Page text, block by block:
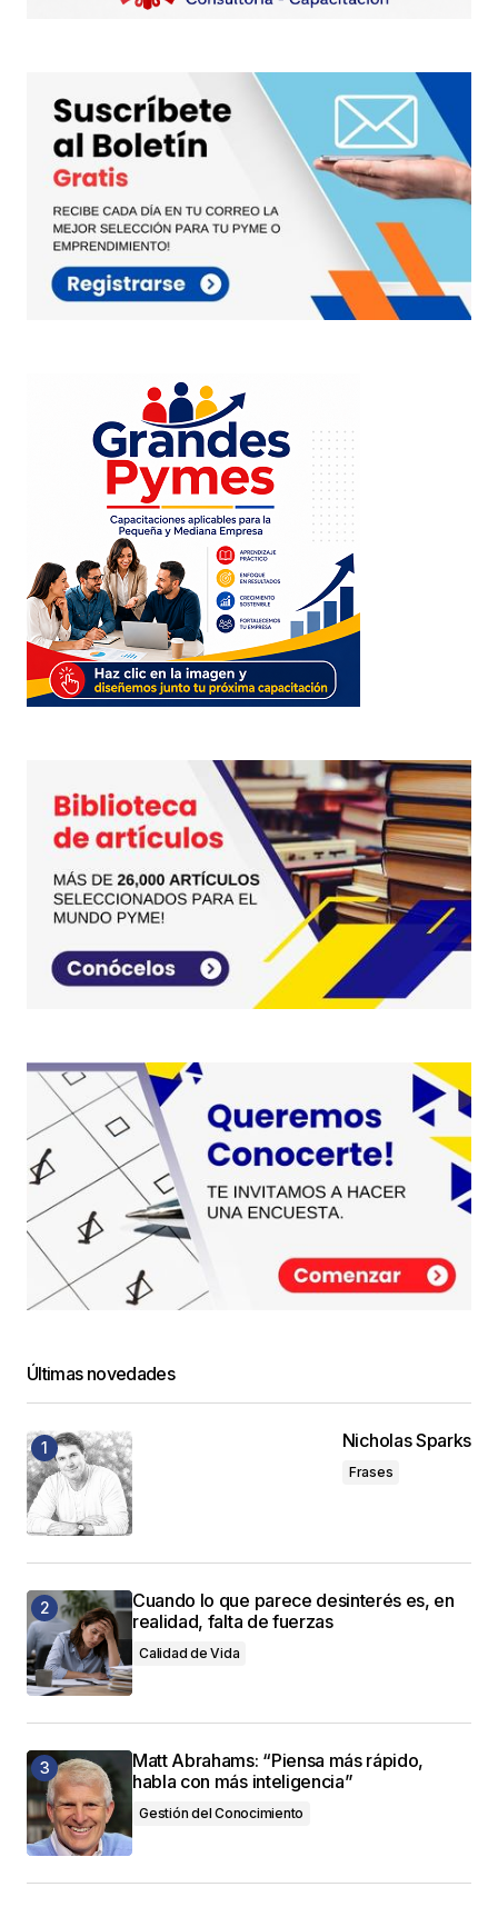
Últimas novedades
Nicholas Sparks
Frases
Cuando lo que parece desinterés es, en
realidad, falta de fuerzas
Calidad de Vida
Matt Abrahams: “Piensa más rápido,
habla con más inteligencia”
Gestión del Conocimiento